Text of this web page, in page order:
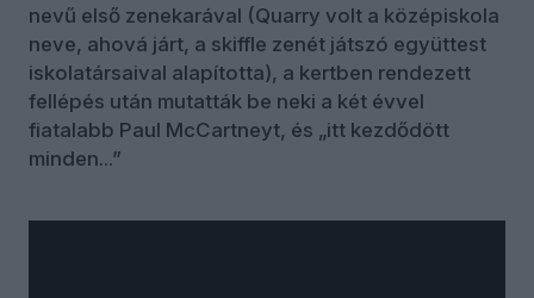
nevű első zenekarával (Quarry volt a középiskola
neve, ahová járt, a skiffle zenét játszó együttest
iskolatársaival alapította), a kertben rendezett
fellépés után mutatták be neki a két évvel
fiatalabb Paul McCartneyt, és „itt kezdődött
minden...”